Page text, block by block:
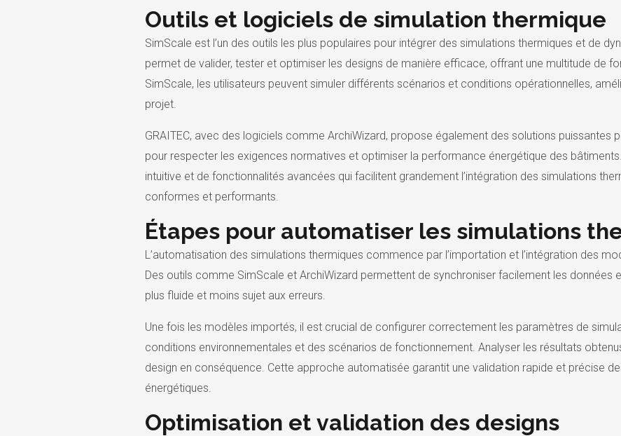
Outils et logiciels de simulation thermique
SimScale est l’un des outils les plus populaires pour intégrer des simulations thermiques et de
permet de valider, tester et optimiser les designs de manière efficace, offrant une multitude de
SimScale, les utilisateurs peuvent simuler différents scénarios et conditions opérationnelles,
projet.
GRAITEC, avec des logiciels comme ArchiWizard, propose également des solutions puissantes
pour respecter les exigences normatives et optimiser la performance énergétique des
intuitive et de fonctionnalités avancées qui facilitent grandement l’intégration des simulations
conformes et performants.
Étapes pour automatiser les simulations
L’automatisation des simulations thermiques commence par l’importation et l’intégration des
Des outils comme SimScale et ArchiWizard permettent de synchroniser facilement les
plus fluide et moins sujet aux erreurs.
Une fois les modèles importés, il est crucial de configurer correctement les paramètres de
conditions environnementales et des scénarios de fonctionnement. Analyser les résultats
design en conséquence. Cette approche automatisée garantit une validation rapide et précise
énergétiques.
Optimisation et validation des designs